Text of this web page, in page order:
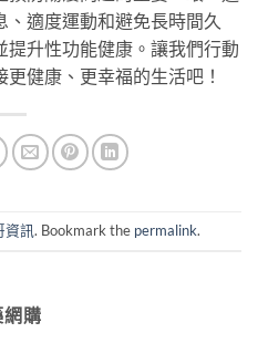
適度運動和避免長時間久
提升性功能健康。讓我們行動
健康、更幸福的生活吧！
資訊. Bookmark the permalink.
購